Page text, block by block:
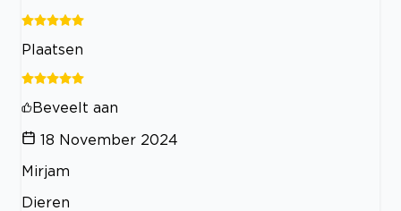
Plaatsen
Beveelt aan
18 November 2024
Mirjam
Dieren